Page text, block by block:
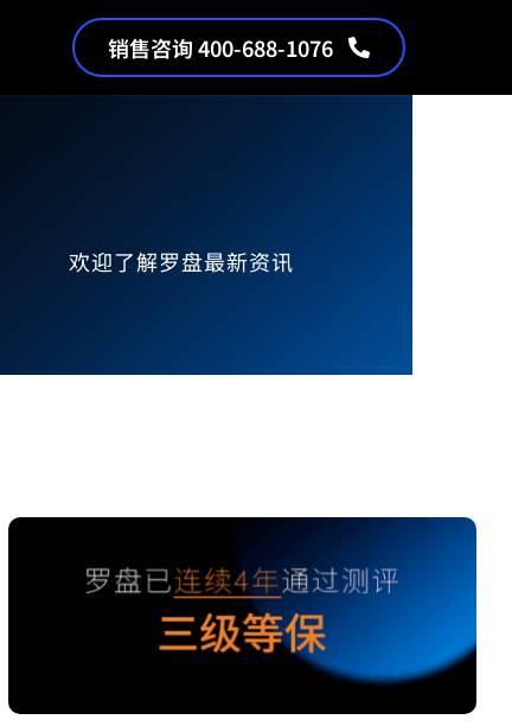
销售咨询 400-688-1076
欢迎了解罗盘最新资讯